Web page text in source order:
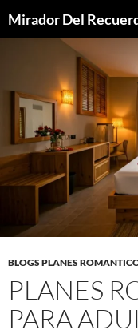
Mirador Del
BLOGS PLANES
PLANES
PARA